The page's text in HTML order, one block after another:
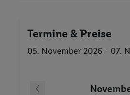
Termine & Preise
05. November 2026 - 07.